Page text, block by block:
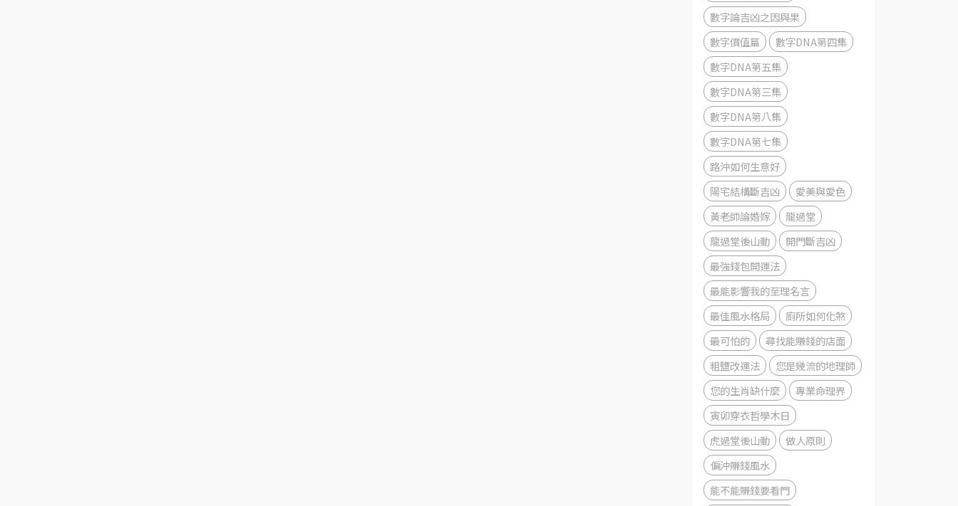
數字論吉凶之因與果
數字價值篇
數字DNA第四集
數字DNA第五集
數字DNA第三集
數字DNA第八集
數字DNA第七集
路沖如何生意好
陽宅結構斷吉凶
愛美與愛色
黃老師論婚嫁
龍過堂
龍過堂後山動
開門斷吉凶
最強錢包開運法
最能影響我的至理名言
最佳風水格局
廁所如何化煞
最可怕的
尋找能賺錢的店面
粗鹽改運法
您是幾流的地理師
您的生肖缺什麼
專業命理界
寅卯穿衣哲學木日
虎過堂後山動
做人原則
偏沖賺錢風水
能不能賺錢要看門